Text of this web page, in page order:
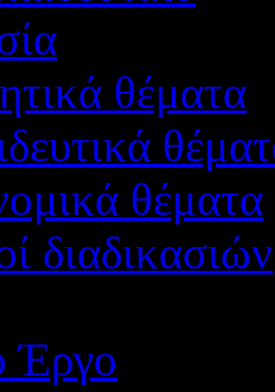
θέματα
θέματα
διαδικασιών
Έργο